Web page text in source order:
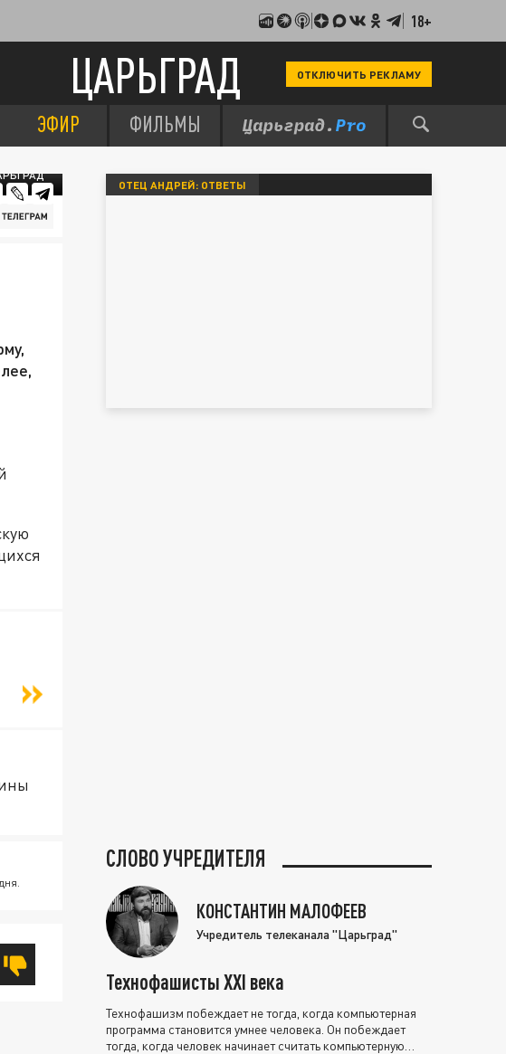
18+
ЦАРЬГРАД ОТКЛЮЧИТЬ РЕКЛАМУ
ЭФИР ФИЛЬМЫ
ОТЕЦ АНДРЕЙ: ОТВЕТЫ
СЛОВО УЧРЕДИТЕЛЯ
КОНСТАНТИН МАЛОФЕЕВ
Учредитель телеканала "Царьград"
Технофашисты XXI века
Технофашизм побеждает не тогда, когда компьютерная
программа становится умнее человека. Он побеждает
тогда, когда человек начинает считать компьютерную